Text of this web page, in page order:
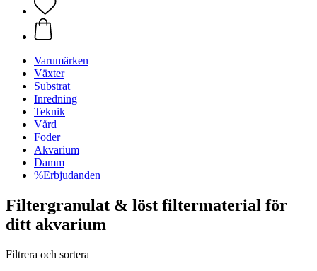
Varumärken
Växter
Substrat
Inredning
Teknik
Vård
Foder
Akvarium
Damm
%Erbjudanden
Filtergranulat & löst filtermaterial för
ditt akvarium
Filtrera och sortera